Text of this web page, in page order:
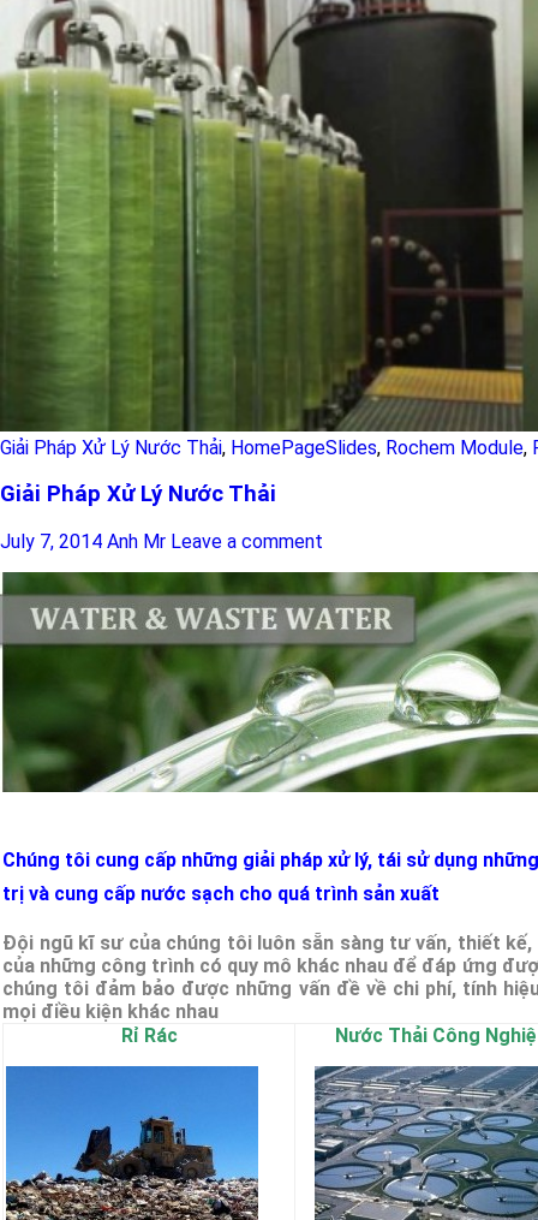
Giải Pháp Xử Lý Nước Thải, HomePageSlides, Rochem Module,
Giải Pháp Xử Lý Nước Thải
July 7, 2014 Anh Mr Leave a comment
Chúng tôi cung cấp những giải pháp xử lý, tái sử dụng
trị và cung cấp nước sạch cho quá trình sản xuất
Đội ngũ kĩ sư của chúng tôi luôn sẵn sàng tư vấn, thiết
của những công trình có quy mô khác nhau để đáp ứng
chúng tôi đảm bảo được những vấn đề về chi phí, tính
mọi điều kiện khác nhau
Rỉ Rác
Nước Thải Công